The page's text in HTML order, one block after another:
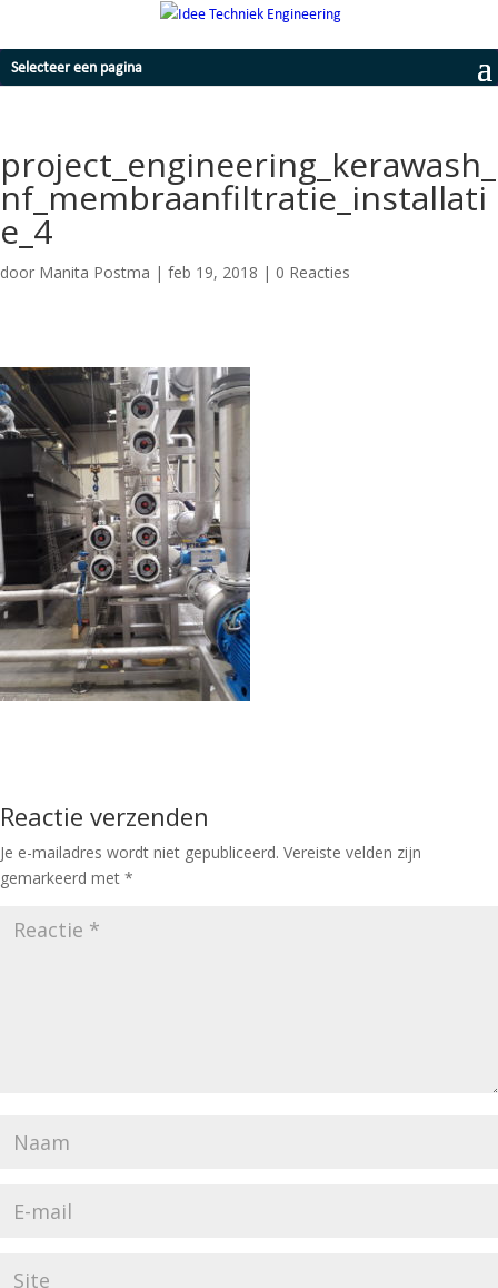
Selecteer een pagina
project_engineering_kerawash_
nf_membraanfiltratie_installati
e_4
door Manita Postma | feb 19, 2018 | 0 Reacties
Reactie verzenden
Je e-mailadres wordt niet gepubliceerd. Vereiste velden zijn
gemarkeerd met *